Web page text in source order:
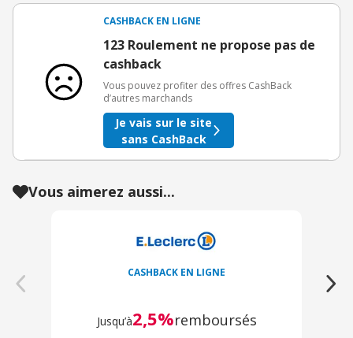
Offre réservée à une toute première inscription chez eBuyClub.
CASHBACK EN LIGNE
123 Roulement ne propose pas de
cashback
Vous pouvez profiter des offres CashBack
d’autres marchands
Je vais sur le site
sans CashBack
Vous aimerez aussi...
CASHBACK EN LIGNE
Jusqu’à2,5%remboursés